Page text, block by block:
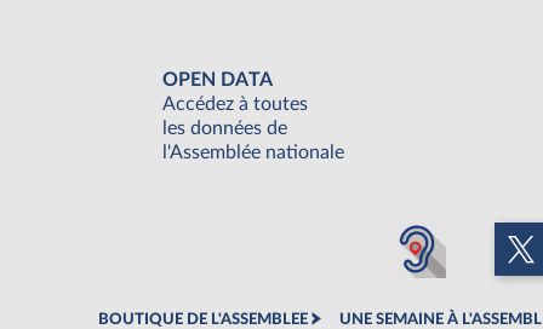
OPEN DATA
Accédez à toutes
les données de
l'Assemblée nationale
BOUTIQUE DE L'ASSEMBLEE UNE SEMAINE À